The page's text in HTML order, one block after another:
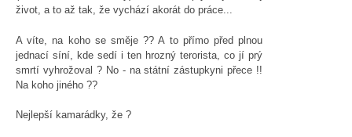
život, a to až tak, že vychází akorát do práce...
A víte, na koho se směje ?? A to přímo před plnou
jednací síní, kde sedí i ten hrozný terorista, co jí prý
smrtí vyhrožoval ? No - na státní zástupkyni přece !!
Na koho jiného ??
Nejlepší kamarádky, že ?